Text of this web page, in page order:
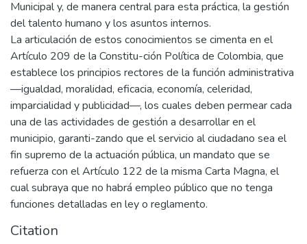
Municipal y, de manera central para esta práctica, la gestión
del talento humano y los asuntos internos.
La articulación de estos conocimientos se cimenta en el
Artículo 209 de la Constitu-ción Política de Colombia, que
establece los principios rectores de la función administrativa
—igualdad, moralidad, eficacia, economía, celeridad,
imparcialidad y publicidad—, los cuales deben permear cada
una de las actividades de gestión a desarrollar en el
municipio, garanti-zando que el servicio al ciudadano sea el
fin supremo de la actuación pública, un mandato que se
refuerza con el Artículo 122 de la misma Carta Magna, el
cual subraya que no habrá empleo público que no tenga
funciones detalladas en ley o reglamento.
Citation